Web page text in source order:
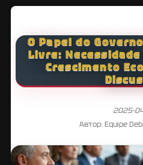
O Papel do
Livre:
Crescimento
2025-
Автор: Equipe